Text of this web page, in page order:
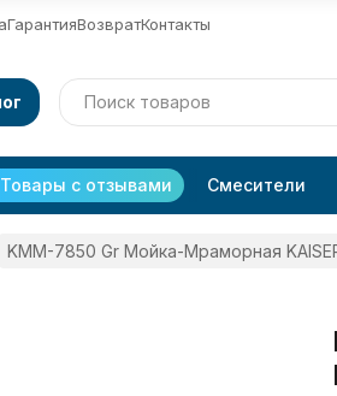
ГарантияВозвратКонтакты
Товары с отзывами Смесители
KMM-7850 Gr Мойка-Мраморная